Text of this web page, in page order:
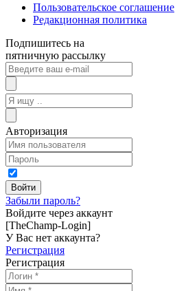
Пользовательское соглашение
Редакционная политика
Подпишитесь на
пятничную рассылку
Авторизация
Забыли пароль?
Войдите через аккаунт
[TheChamp-Login]
У Вас нет аккаунта?
Регистрация
Регистрация